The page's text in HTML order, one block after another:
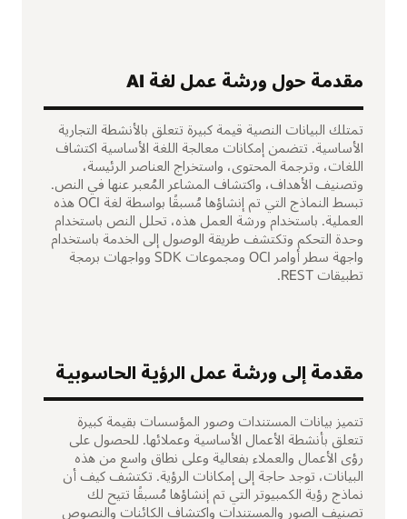
مقدمة حول ورشة عمل لغة AI
تمتلك البيانات النصية قيمة كبيرة تتعلق بالأنشطة التجارية
الأساسية. تتضمن إمكانات معالجة اللغة الأساسية اكتشاف
اللغات، وترجمة المحتوى، واستخراج العناصر الرئيسة،
وتصنيف الأهداف، واكتشاف المشاعر المُعبر عنها في النص.
تبسط النماذج التي تم إنشاؤها مُسبقًا بواسطة لغة OCI هذه
العملية. باستخدام ورشة العمل هذه، تحلل النص باستخدام
وحدة التحكم وتكتشف طريقة الوصول إلى الخدمة باستخدام
واجهة سطر أوامر OCI ومجموعات SDK وواجهات برمجة
تطبيقات REST.
مقدمة إلى ورشة عمل الرؤية الحاسوبية
تتميز بيانات المستندات وصور المؤسسات بقيمة كبيرة
تتعلق بأنشطة الأعمال الأساسية وعملائها. للحصول على
رؤى الأعمال والعملاء بفعالية وعلى نطاق واسع من هذه
البيانات، توجد حاجة إلى إمكانات الرؤية. تكتشف كيف أن
نماذج رؤية الكمبيوتر التي تم إنشاؤها مُسبقًا تتيح لك
تصنيف الصور والمستندات واكتشاف الكائنات والنصوص